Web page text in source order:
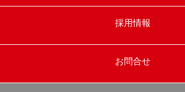
採用情報
お問合せ